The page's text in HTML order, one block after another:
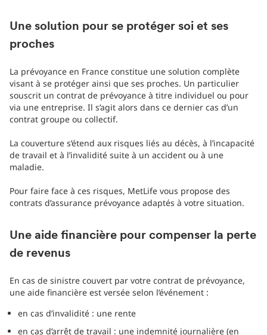
Une solution pour se protéger soi et ses
proches
La prévoyance en France constitue une solution complète
visant à se protéger ainsi que ses proches. Un particulier
souscrit un contrat de prévoyance à titre individuel ou pour
via une entreprise. Il s’agit alors dans ce dernier cas d’un
contrat groupe ou collectif.
La couverture s’étend aux risques liés au décès, à l’incapacité
de travail et à l’invalidité suite à un accident ou à une
maladie.
Pour faire face à ces risques, MetLife vous propose des
contrats d’assurance prévoyance adaptés à votre situation.
Une aide financière pour compenser la perte
de revenus
En cas de sinistre couvert par votre contrat de prévoyance,
une aide financière est versée selon l’événement :
en cas d’invalidité : une rente
en cas d’arrêt de travail : une indemnité journalière (en